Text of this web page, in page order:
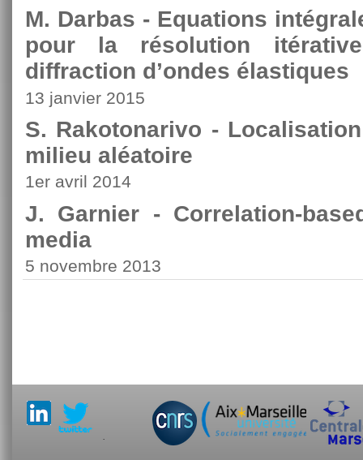
M. Darbas - Equations
pour la résolution
diffraction d’ondes élastiques
13 janvier 2015
S. Rakotonarivo -
milieu aléatoire
1er avril 2014
J. Garnier - Correlation-
media
5 novembre 2013